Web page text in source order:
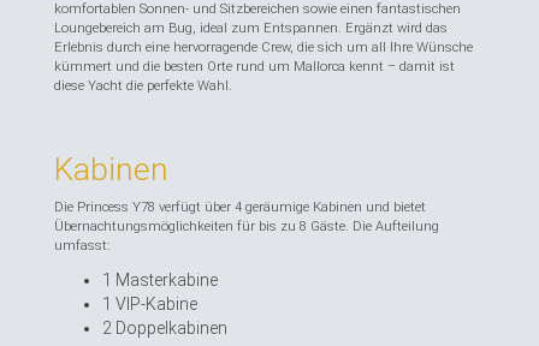
komfortablen Sonnen- und Sitzbereichen sowie einen fantastischen
Loungebereich am Bug, ideal zum Entspannen. Ergänzt wird das
Erlebnis durch eine hervorragende Crew, die sich um all Ihre Wünsche
kümmert und die besten Orte rund um Mallorca kennt – damit ist
diese Yacht die perfekte Wahl.
Kabinen
Die Princess Y78 verfügt über 4 geräumige Kabinen und bietet
Übernachtungsmöglichkeiten für bis zu 8 Gäste. Die Aufteilung
umfasst:
1 Masterkabine
1 VIP-Kabine
2 Doppelkabinen